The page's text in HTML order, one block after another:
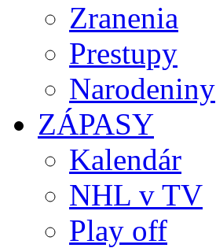
Zranenia
Prestupy
Narodeniny
ZÁPASY
Kalendár
NHL v TV
Play off